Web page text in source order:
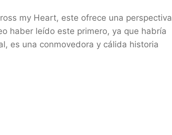
my Heart, este ofrece una perspectiva
haber leído este primero, ya que habría
es una conmovedora y cálida historia